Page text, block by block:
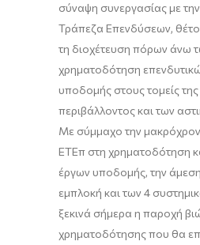
σύναψη συνεργασίας με
Τράπεζα Επενδύσεων,
τη διοχέτευση πόρων άνω
χρηματοδότηση
υποδομής στους τομείς της
περιβάλλοντος και των
Με σύμμαχο την
ΕΤΕπ στη χρηματοδότηση
έργων υποδομής, την
εμπλοκή και των 4
ξεκινά σήμερα η παροχή
χρηματοδότησης που θα